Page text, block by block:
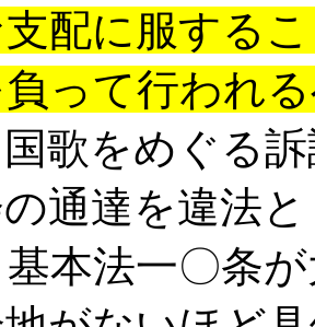
配に服する
って行われ
歌をめぐる訴
通達を違法
本法一〇条